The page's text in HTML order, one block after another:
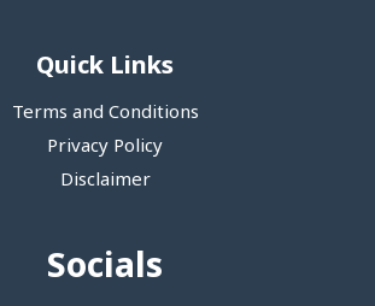
Quick Links
Terms and Conditions
Privacy Policy
Disclaimer
Socials